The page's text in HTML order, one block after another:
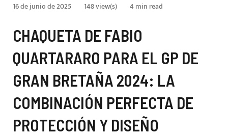
16 de junio de 2025 148 view(s) 4 min read
CHAQUETA DE FABIO
QUARTARARO PARA EL GP DE
GRAN BRETAÑA 2024: LA
COMBINACIÓN PERFECTA DE
PROTECCIÓN Y DISEÑO